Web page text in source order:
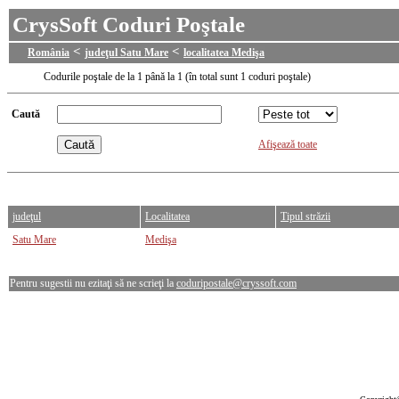
CrysSoft Coduri Poştale
România < judeţul Satu Mare < localitatea Medişa
Codurile poştale de la 1 până la 1 (în total sunt 1 coduri poştale)
Caută
Afişează toate
judeţul Localitatea
Tipul străzii
Satu Mare
Medişa
Pentru sugestii nu ezitaţi să ne scrieţi la coduripostale@cryssoft.com